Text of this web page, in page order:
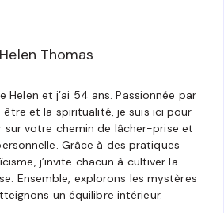
Helen Thomas
Helen et j’ai 54 ans. Passionnée par
être et la spiritualité, je suis ici pour
sur votre chemin de lâcher-prise et
Grâce à des pratiques
j’invite chacun à cultiver la
Ensemble, explorons les mystères
un équilibre intérieur.